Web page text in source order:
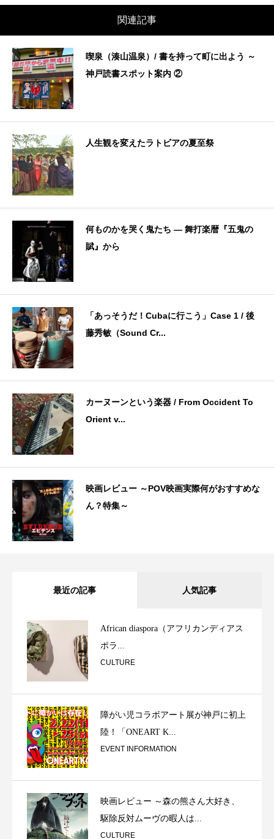
関連記事
喫泉（湊山温泉）/ 書を持って町に出よう ～
神戸読書スポット案内 ②
人生観を変えたラトビアの夏至祭
何ものかを哭く鬼たち — 舞打楽暦『五鬼の
賦』から
「あっそうだ！Cubaに行こう」Case 1 / 後
藤秀敏（Sound Cr...
カーヌーンという楽器 / From Occident To
Orient v...
映画レビュー ～POV映画実際何がおすすめな
ん？特集～
最近の記事 人気記事
African diaspora（アフリカンディアス
ポラ...
CULTURE
障がい児コラボアート展が神戸に初上
陸！「ONEART K...
EVENT INFORMATION
映画レビュー ～森の熊さん大好き、
駆除反対ムーヴの暇人は...
CULTURE